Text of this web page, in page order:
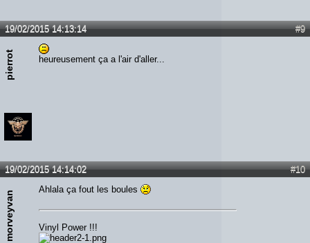
#9
19/02/2015 14:13:14
pierrot heureusement ça a l'air d'aller...
#10
19/02/2015 14:14:02
morveyvan
Ahlala ça fout les boules
Vinyl Power !!!